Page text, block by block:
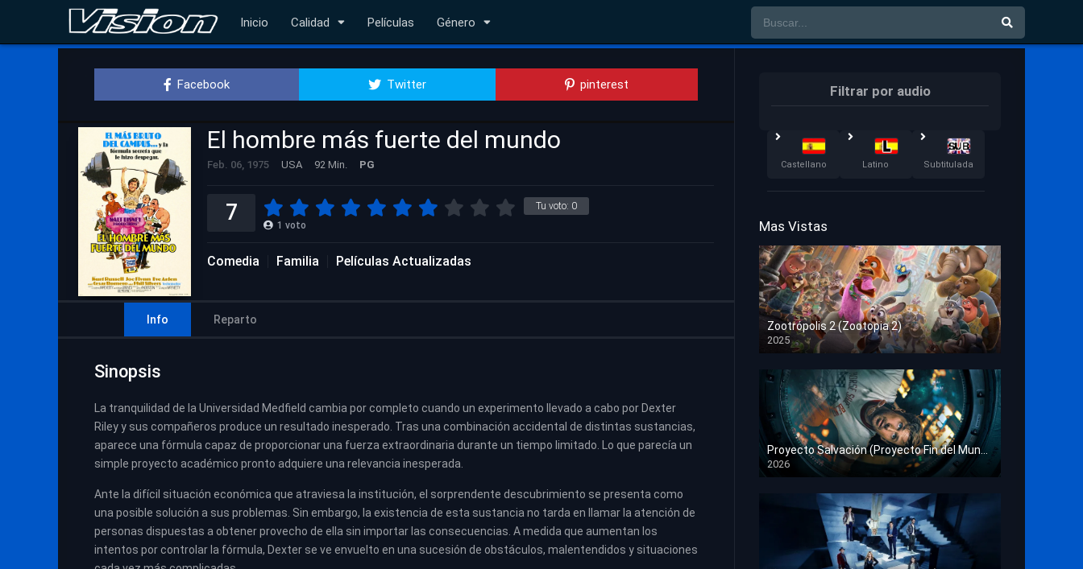
Inicio Calidad Películas Género
Facebook Twitter pinterest
El hombre más fuerte del mundo
Feb. 06, 1975 USA 92 Min. PG
Tu voto: 0
7 1 voto
Comedia Familia Películas Actualizadas
Info Reparto
Sinopsis
La tranquilidad de la Universidad Medfield cambia por completo cuando un experimento llevado a cabo por Dexter
Riley y sus compañeros produce un resultado inesperado. Tras una combinación accidental de distintas sustancias,
aparece una fórmula capaz de proporcionar una fuerza extraordinaria durante un tiempo limitado. Lo que parecía un
simple proyecto académico pronto adquiere una relevancia inesperada.
Ante la difícil situación económica que atraviesa la institución, el sorprendente descubrimiento se presenta como
una posible solución a sus problemas. Sin embargo, la existencia de esta sustancia no tarda en llamar la atención de
personas dispuestas a obtener provecho de ella sin importar las consecuencias. A medida que aumentan los
intentos por controlar la fórmula, Dexter se ve envuelto en una sucesión de obstáculos, malentendidos y situaciones
Filtrar por audio
Castellano Latino Subtitulada
Mas Vistas
Zootrópolis 2 (Zootopia 2)
2025
HD 1080p
Proyecto Salvación (Proyecto Fin del Mundo)
2026
HD 1080p